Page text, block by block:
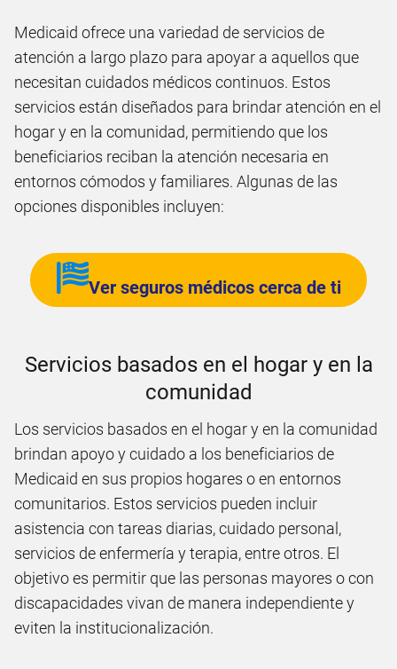
Medicaid ofrece una variedad de servicios de
atención a largo plazo para apoyar a aquellos que
necesitan cuidados médicos continuos. Estos
servicios están diseñados para brindar atención en el
hogar y en la comunidad, permitiendo que los
beneficiarios reciban la atención necesaria en
entornos cómodos y familiares. Algunas de las
opciones disponibles incluyen:
Ver seguros médicos cerca de ti
Servicios basados en el hogar y en la
comunidad
Los servicios basados en el hogar y en la comunidad
brindan apoyo y cuidado a los beneficiarios de
Medicaid en sus propios hogares o en entornos
comunitarios. Estos servicios pueden incluir
asistencia con tareas diarias, cuidado personal,
servicios de enfermería y terapia, entre otros. El
objetivo es permitir que las personas mayores o con
discapacidades vivan de manera independiente y
eviten la institucionalización.